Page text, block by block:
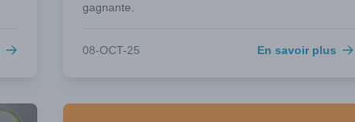
gagnante.
08-OCT-25 En savoir plus